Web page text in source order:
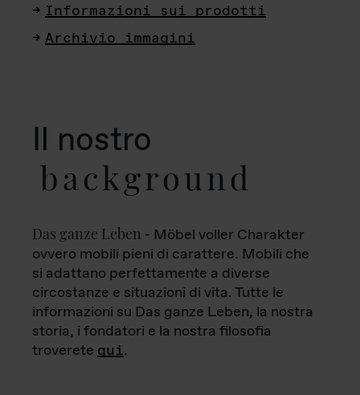
Informazioni sui prodotti
Archivio immagini
Il nostro
background
Das ganze Leben - Möbel voller Charakter
ovvero mobili pieni di carattere. Mobili che
si adattano perfettamente a diverse
circostanze e situazioni di vita. Tutte le
informazioni su Das ganze Leben, la nostra
storia, i fondatori e la nostra filosofia
troverete qui.